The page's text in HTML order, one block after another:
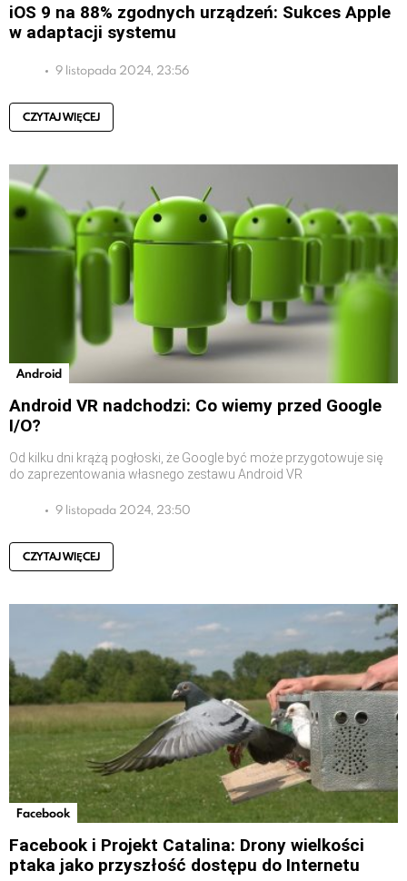
iOS 9 na 88% zgodnych urządzeń: Sukces Apple
w adaptacji systemu
9 listopada 2024, 23:56
CZYTAJ WIĘCEJ
Android
Android VR nadchodzi: Co wiemy przed Google
I/O?
Od kilku dni krążą pogłoski, że Google być może przygotowuje się
do zaprezentowania własnego zestawu Android VR
9 listopada 2024, 23:50
CZYTAJ WIĘCEJ
Facebook
Facebook i Projekt Catalina: Drony wielkości
ptaka jako przyszłość dostępu do Internetu